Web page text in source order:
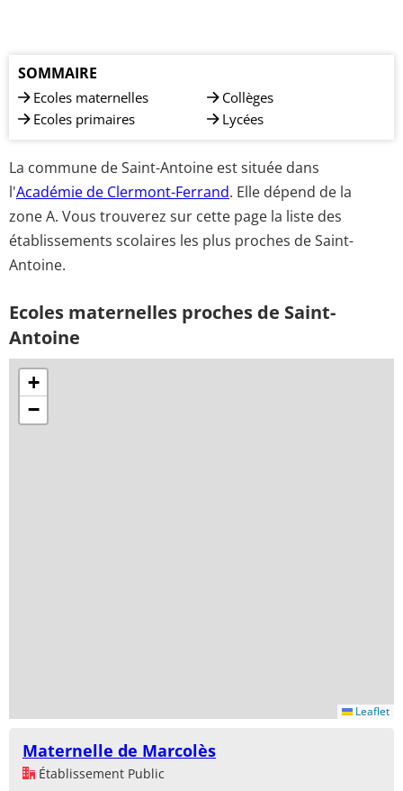
SOMMAIRE
Ecoles maternelles
Ecoles primaires
Collèges
Lycées
La commune de Saint-Antoine est située dans
l'Académie de Clermont-Ferrand. Elle dépend de la
zone A. Vous trouverez sur cette page la liste des
établissements scolaires les plus proches de Saint-
Antoine.
Ecoles maternelles proches de Saint-
Antoine
+
−
Leaflet
Maternelle de Marcolès
Établissement Public